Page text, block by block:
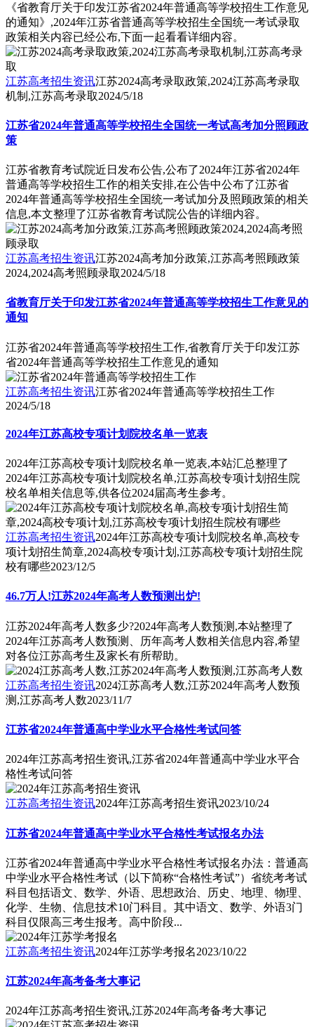
《省教育厅关于印发江苏省2024年普通高等学校招生工作意见
的通知》,2024年江苏省普通高等学校招生全国统一考试录取
政策相关内容已经公布,下面一起看看详细内容。
江苏高考招生资讯江苏2024高考录取政策,2024江苏高考录取
机制,江苏高考录取2024/5/18
江苏省2024年普通高等学校招生全国统一考试高考加分照顾政
策
江苏省教育考试院近日发布公告,公布了2024年江苏省2024年
普通高等学校招生工作的相关安排,在公告中公布了江苏省
2024年普通高等学校招生全国统一考试加分及照顾政策的相关
信息,本文整理了江苏省教育考试院公告的详细内容。
江苏高考招生资讯江苏2024高考加分政策,江苏高考照顾政策
2024,2024高考照顾录取2024/5/18
省教育厅关于印发江苏省2024年普通高等学校招生工作意见的
通知
江苏省2024年普通高等学校招生工作,省教育厅关于印发江苏
省2024年普通高等学校招生工作意见的通知
江苏高考招生资讯江苏省2024年普通高等学校招生工作
2024/5/18
2024年江苏高校专项计划院校名单一览表
2024年江苏高校专项计划院校名单一览表,本站汇总整理了
2024年江苏高校专项计划院校名单,江苏高校专项计划招生院
校名单相关信息等,供各位2024届高考生参考。
江苏高考招生资讯2024年江苏高校专项计划院校名单,高校专
项计划招生简章,2024高校专项计划,江苏高校专项计划招生院
校有哪些2023/12/5
46.7万人!江苏2024年高考人数预测出炉!
江苏2024年高考人数多少?2024年高考人数预测,本站整理了
2024年江苏高考人数预测、历年高考人数相关信息内容,希望
对各位江苏高考生及家长有所帮助。
江苏高考招生资讯2024江苏高考人数,江苏2024年高考人数预
测,江苏高考人数2023/11/7
江苏省2024年普通高中学业水平合格性考试问答
2024年江苏高考招生资讯,江苏省2024年普通高中学业水平合
格性考试问答
江苏高考招生资讯2024年江苏高考招生资讯2023/10/24
江苏省2024年普通高中学业水平合格性考试报名办法
江苏省2024年普通高中学业水平合格性考试报名办法：普通高
中学业水平合格性考试（以下简称“合格性考试”）省统考考试
科目包括语文、数学、外语、思想政治、历史、地理、物理、
化学、生物、信息技术10门科目。其中语文、数学、外语3门
科目仅限高三考生报考。高中阶段...
江苏高考招生资讯2024年江苏学考报名2023/10/22
江苏2024年高考备考大事记
2024年江苏高考招生资讯,江苏2024年高考备考大事记